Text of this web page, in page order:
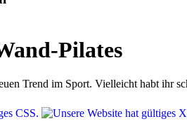
Pilates
Trend im Sport. Vielleicht habt ihr